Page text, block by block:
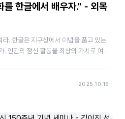
를 한글에서 배우자." - 외목
있는
2025.10.15